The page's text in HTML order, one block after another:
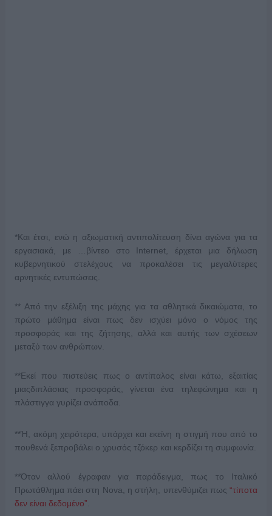
*Και έτσι, ενώ η αξιωματική αντιπολίτευση δίνει αγώνα για τα
εργασιακά, με …βίντεο στο Internet, έρχεται μια δήλωση
κυβερνητικού στελέχους να προκαλέσει τις μεγαλύτερες
αρνητικές εντυπώσεις.
** Από την εξέλιξη της μάχης για τα αθλητικά δικαιώματα, το
πρώτο μάθημα είναι πως δεν ισχύει μόνο ο νόμος της
προσφοράς και της ζήτησης, αλλά και αυτής των σχέσεων
μεταξύ των ανθρώπων.
**Εκεί που πιστεύεις πως ο αντίπαλος είναι κάτω, εξαιτίας
μιαςδιπλάσιας προσφοράς, γίνεται ένα τηλεφώνημα και η
πλάστιγγα γυρίζει ανάποδα.
**Ή, ακόμη χειρότερα, υπάρχει και εκείνη η στιγμή που από το
πουθενά ξεπροβάλει ο χρυσός τζόκερ και κερδίζει τη συμφωνία.
**Όταν αλλού έγραφαν για παράδειγμα, πως το Ιταλικό
Πρωτάθλημα πάει στη Nova, η στήλη, υπενθύμιζει πως“τίποτα
δεν είναι δεδομένο”